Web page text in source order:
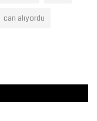
can alıyordu